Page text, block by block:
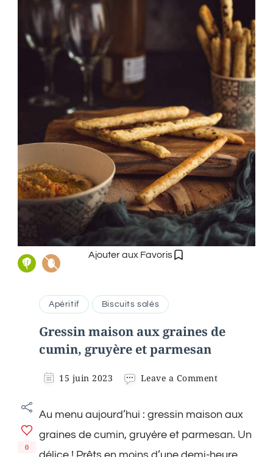
Ajouter aux Favoris
Apéritif Biscuits salés
Gressin maison aux graines de
cumin, gruyère et parmesan
15 juin 2023 Leave a Commenton
aux
graines
de
cumin,
0
Au menu aujourd’hui : gressin maison aux
graines de cumin, gruyère et parmesan. Un